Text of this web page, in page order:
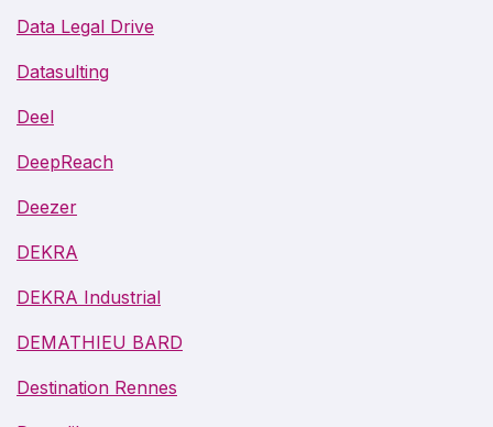
Data Legal Drive
Datasulting
Deel
DeepReach
Deezer
DEKRA
DEKRA Industrial
DEMATHIEU BARD
Destination Rennes